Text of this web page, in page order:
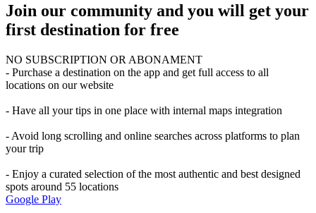
Join our community and you will get your
first destination for free
NO SUBSCRIPTION OR ABONAMENT
- Purchase a destination on the app and get full access to all
locations on our website
- Have all your tips in one place with internal maps integration
- Avoid long scrolling and online searches across platforms to plan
your trip
- Enjoy a curated selection of the most authentic and best designed
spots around 55 locations
Google Play